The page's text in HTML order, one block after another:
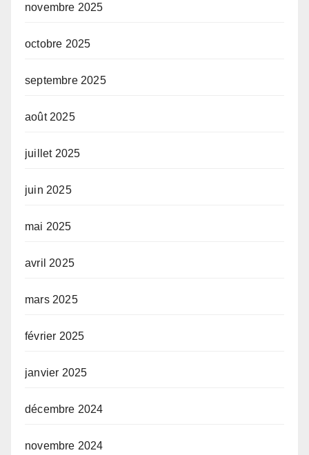
novembre 2025
octobre 2025
septembre 2025
août 2025
juillet 2025
juin 2025
mai 2025
avril 2025
mars 2025
février 2025
janvier 2025
décembre 2024
novembre 2024